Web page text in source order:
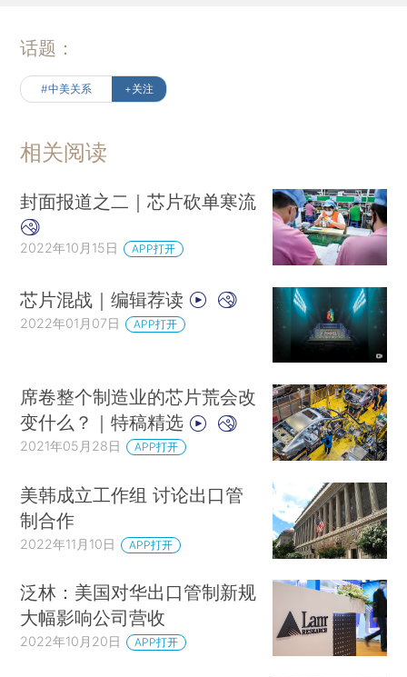
话题：
#中美关系 +关注
相关阅读
封面报道之二｜芯片砍单寒流
2022年10月15日 APP打开
芯片混战｜编辑荐读
2022年01月07日 APP打开
席卷整个制造业的芯片荒会改
变什么？｜特稿精选
2021年05月28日 APP打开
美韩成立工作组 讨论出口管
制合作
2022年11月10日 APP打开
泛林：美国对华出口管制新规
大幅影响公司营收
2022年10月20日 APP打开